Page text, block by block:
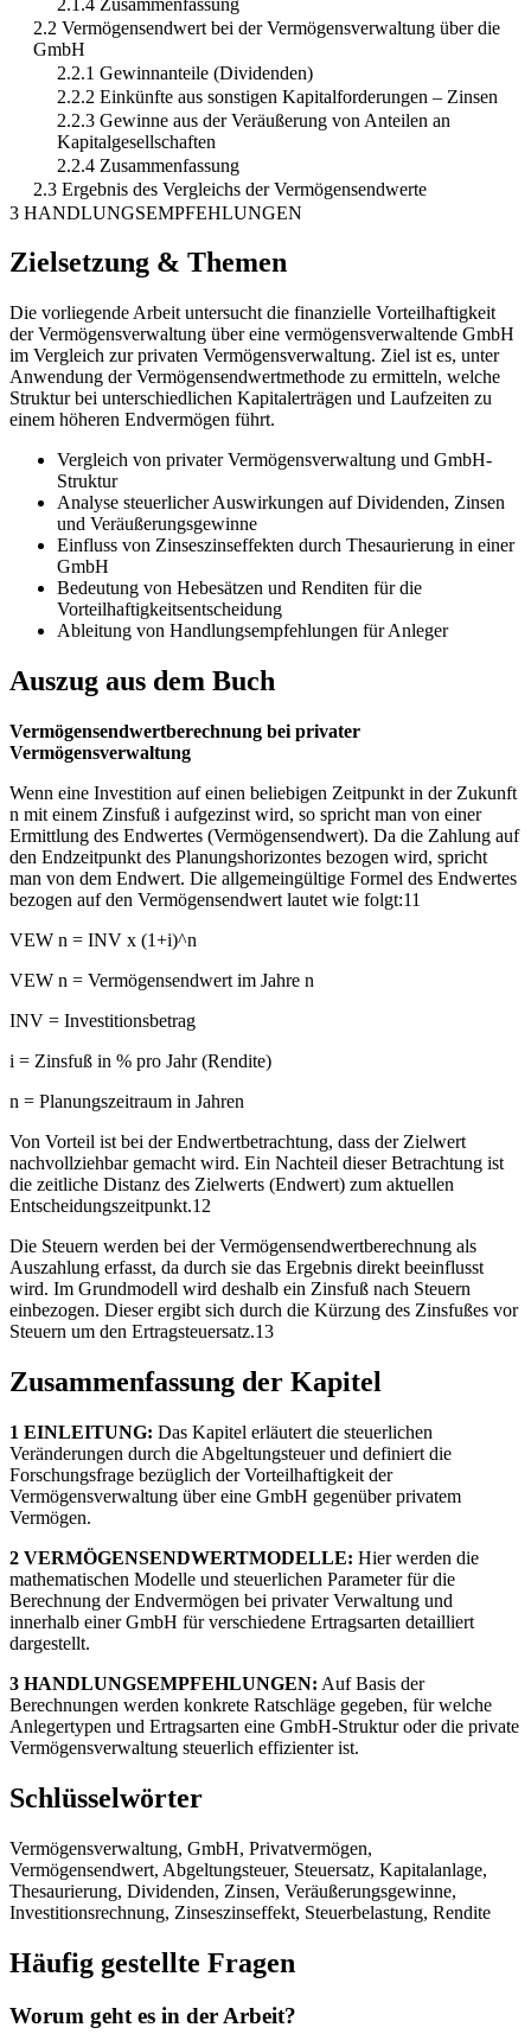
2.2 Vermögensendwert bei der Vermögensverwaltung über die
GmbH
2.2.1 Gewinnanteile (Dividenden)
2.2.2 Einkünfte aus sonstigen Kapitalforderungen – Zinsen
2.2.3 Gewinne aus der Veräußerung von Anteilen an
Kapitalgesellschaften
2.2.4 Zusammenfassung
2.3 Ergebnis des Vergleichs der Vermögensendwerte
3 HANDLUNGSEMPFEHLUNGEN
Zielsetzung & Themen
Die vorliegende Arbeit untersucht die finanzielle Vorteilhaftigkeit
der Vermögensverwaltung über eine vermögensverwaltende GmbH
im Vergleich zur privaten Vermögensverwaltung. Ziel ist es, unter
Anwendung der Vermögensendwertmethode zu ermitteln, welche
Struktur bei unterschiedlichen Kapitalerträgen und Laufzeiten zu
einem höheren Endvermögen führt.
Vergleich von privater Vermögensverwaltung und GmbH-
Struktur
Analyse steuerlicher Auswirkungen auf Dividenden, Zinsen
und Veräußerungsgewinne
Einfluss von Zinseszinseffekten durch Thesaurierung in einer
GmbH
Bedeutung von Hebesätzen und Renditen für die
Vorteilhaftigkeitsentscheidung
Ableitung von Handlungsempfehlungen für Anleger
Auszug aus dem Buch
Vermögensendwertberechnung bei privater
Vermögensverwaltung
Wenn eine Investition auf einen beliebigen Zeitpunkt in der Zukunft
n mit einem Zinsfuß i aufgezinst wird, so spricht man von einer
Ermittlung des Endwertes (Vermögensendwert). Da die Zahlung auf
den Endzeitpunkt des Planungshorizontes bezogen wird, spricht
man von dem Endwert. Die allgemeingültige Formel des Endwertes
bezogen auf den Vermögensendwert lautet wie folgt:11
VEW n = INV x (1+i)^n
VEW n = Vermögensendwert im Jahre n
INV = Investitionsbetrag
i = Zinsfuß in % pro Jahr (Rendite)
n = Planungszeitraum in Jahren
Von Vorteil ist bei der Endwertbetrachtung, dass der Zielwert
nachvollziehbar gemacht wird. Ein Nachteil dieser Betrachtung ist
die zeitliche Distanz des Zielwerts (Endwert) zum aktuellen
Entscheidungszeitpunkt.12
Die Steuern werden bei der Vermögensendwertberechnung als
Auszahlung erfasst, da durch sie das Ergebnis direkt beeinflusst
wird. Im Grundmodell wird deshalb ein Zinsfuß nach Steuern
einbezogen. Dieser ergibt sich durch die Kürzung des Zinsfußes vor
Steuern um den Ertragsteuersatz.13
Zusammenfassung der Kapitel
1 EINLEITUNG: Das Kapitel erläutert die steuerlichen
Veränderungen durch die Abgeltungsteuer und definiert die
Forschungsfrage bezüglich der Vorteilhaftigkeit der
Vermögensverwaltung über eine GmbH gegenüber privatem
Vermögen.
2 VERMÖGENSENDWERTMODELLE: Hier werden die
mathematischen Modelle und steuerlichen Parameter für die
Berechnung der Endvermögen bei privater Verwaltung und
innerhalb einer GmbH für verschiedene Ertragsarten detailliert
dargestellt.
3 HANDLUNGSEMPFEHLUNGEN: Auf Basis der
Berechnungen werden konkrete Ratschläge gegeben, für welche
Anlegertypen und Ertragsarten eine GmbH-Struktur oder die private
Vermögensverwaltung steuerlich effizienter ist.
Schlüsselwörter
Vermögensverwaltung, GmbH, Privatvermögen,
Vermögensendwert, Abgeltungsteuer, Steuersatz, Kapitalanlage,
Thesaurierung, Dividenden, Zinsen, Veräußerungsgewinne,
Investitionsrechnung, Zinseszinseffekt, Steuerbelastung, Rendite
Häufig gestellte Fragen
Worum geht es in der Arbeit?